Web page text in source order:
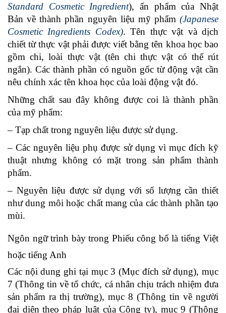
Standard Cosmetic Ingredient), ấn phẩm của Nhật
Bản về thành phần nguyên liệu mỹ phẩm (Japanese
Cosmetic Ingredients Codex). Tên thực vật và dịch
chiết từ thực vật phải được viết bằng tên khoa học bao
gồm chi, loài thực vật (tên chi thực vật có thể rút
ngắn). Các thành phần có nguồn gốc từ động vật cần
nêu chính xác tên khoa học của loài động vật đó.
Những chất sau đây không được coi là thành phần
của mỹ phẩm:
– Tạp chất trong nguyên liệu được sử dụng.
– Các nguyên liệu phụ được sử dụng vì mục đích kỹ
thuật nhưng không có mặt trong sản phẩm thành
phẩm.
– Nguyên liệu được sử dụng với số lượng cần thiết
như dung môi hoặc chất mang của các thành phần tạo
mùi.
Ngôn ngữ trình bày trong Phiếu công bố là tiếng Việt
hoặc tiếng Anh
Các nội dung ghi tại mục 3 (Mục đích sử dụng), mục
7 (Thông tin về tổ chức, cá nhân chịu trách nhiệm đưa
sản phẩm ra thị trường), mục 8 (Thông tin về người
đại diện theo pháp luật của Công ty), mục 9 (Thông